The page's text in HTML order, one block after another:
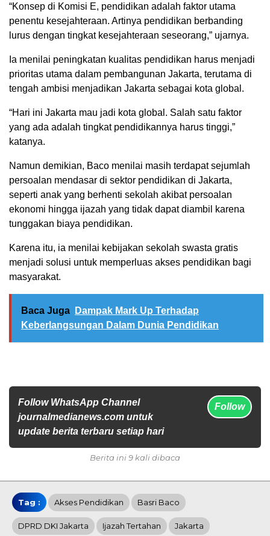
“Konsep di Komisi E, pendidikan adalah faktor utama
penentu kesejahteraan. Artinya pendidikan berbanding
lurus dengan tingkat kesejahteraan seseorang,” ujarnya.
Ia menilai peningkatan kualitas pendidikan harus menjadi
prioritas utama dalam pembangunan Jakarta, terutama di
tengah ambisi menjadikan Jakarta sebagai kota global.
“Hari ini Jakarta mau jadi kota global. Salah satu faktor
yang ada adalah tingkat pendidikannya harus tinggi,”
katanya.
Namun demikian, Baco menilai masih terdapat sejumlah
persoalan mendasar di sektor pendidikan di Jakarta,
seperti anak yang berhenti sekolah akibat persoalan
ekonomi hingga ijazah yang tidak dapat diambil karena
tunggakan biaya pendidikan.
Karena itu, ia menilai kebijakan sekolah swasta gratis
menjadi solusi untuk memperluas akses pendidikan bagi
masyarakat.
Baca Juga
Dampak Mark Up Terhadap
Keberlangsungan Dalam Dunia Pendidikan
Follow WhatsApp Channel
journalmedianews.com untuk
update berita terbaru setiap hari
Follow
Berita ini 9 kali dibaca
Tag : Akses Pendidikan Basri Baco
DPRD DKI Jakarta Ijazah Tertahan Jakarta